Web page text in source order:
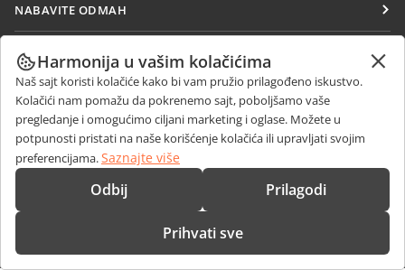
NABAVITE ODMAH
Docs
DocSpace
Workspace
Konektori
Desktop aplikacije
Mobilne aplikacije
SARAĐUJTE
Za doprinosioce
Za prevodioce
Za influensere
Slobodna radna mesta
PRIMAJTE VESTI
Blog
DOBIJTE POMOĆ
Forum
KONTAKTIRAJTE NAS
Pitanja o prodaji
sales@onlyoffice.com
partners@onlyoffice.com
Harmonija u vašim kolačićima
Naš sajt koristi kolačiće kako bi vam pružio prilagođeno iskustvo.
Kolačići nam pomažu da pokrenemo sajt, poboljšamo vaše
pregledanje i omogućimo ciljani marketing i oglase. Možete u
potpunosti pristati na naše korišćenje kolačića ili upravljati svojim
preferencijama.Saznajte više
Odbij Prilagodi
Prihvati sve